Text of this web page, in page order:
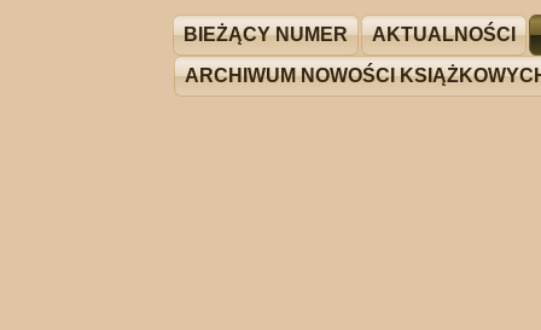
BIEŻĄCY NUMER AKTUALNOŚCI
ARCHIWUM NOWOŚCI